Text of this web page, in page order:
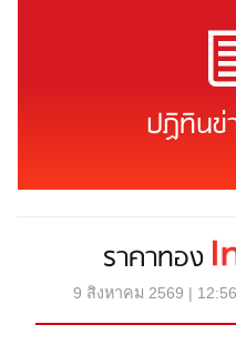
ปฏิทินข่
ราคาทอง
9 สิงหาคม 2569 |